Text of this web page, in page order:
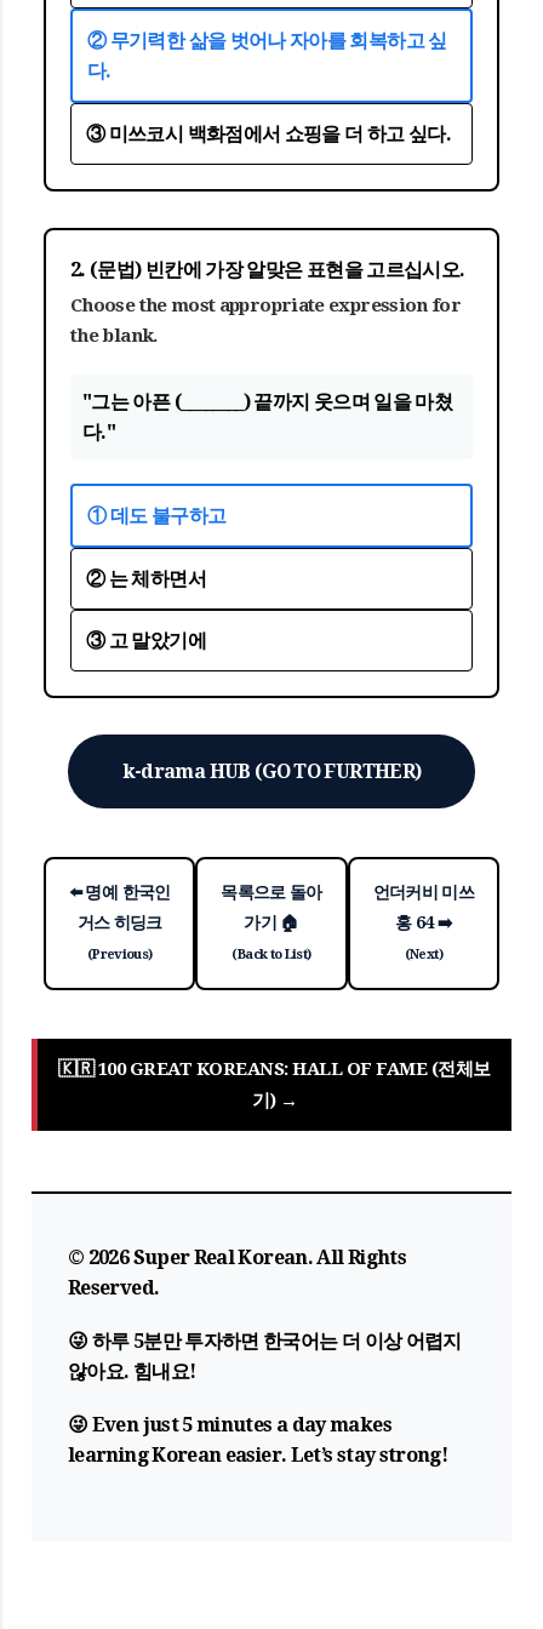
② 무기력한 삶을 벗어나 자아를 회복하고 싶
다.
③ 미쓰코시 백화점에서 쇼핑을 더 하고 싶다.
2. (문법) 빈칸에 가장 알맞은 표현을 고르십시오.
Choose the most appropriate expression for
the blank.
"그는 아픈 (________) 끝까지 웃으며 일을 마쳤
다."
① 데도 불구하고
② 는 체하면서
③ 고 말았기에
k-drama HUB (GO TO FURTHER)
⬅️ 명예 한국인
거스 히딩크
(Previous)
목록으로 돌아
가기 🏠
(Back to List)
언더커비 미쓰
홍 64 ➡️
(Next)
🇰🇷 100 GREAT KOREANS: HALL OF FAME (전체보
기) →
© 2026 Super Real Korean. All Rights
Reserved.
😜 하루 5분만 투자하면 한국어는 더 이상 어렵지
않아요. 힘내요!
😜 Even just 5 minutes a day makes
learning Korean easier. Let’s stay strong!